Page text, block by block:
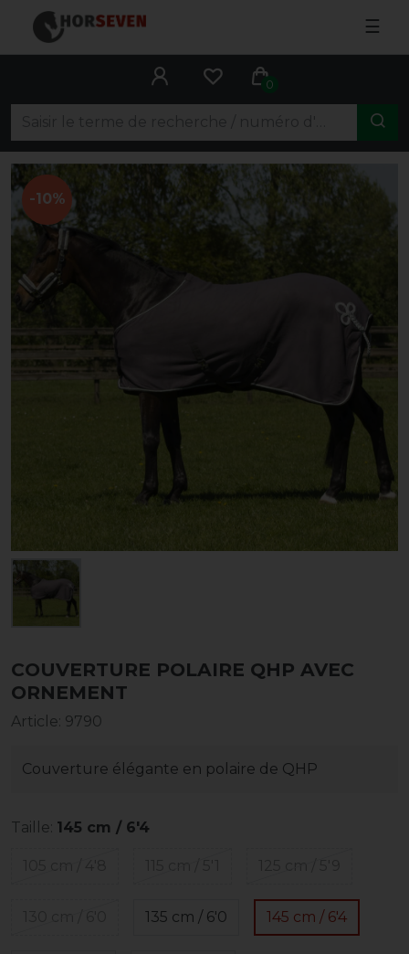
☰
0
-10%
COUVERTURE POLAIRE QHP AVEC
ORNEMENT
Article: 9790
Couverture élégante en polaire de QHP
Taille: 145 cm / 6'4
135 cm / 6'0 145 cm / 6'4